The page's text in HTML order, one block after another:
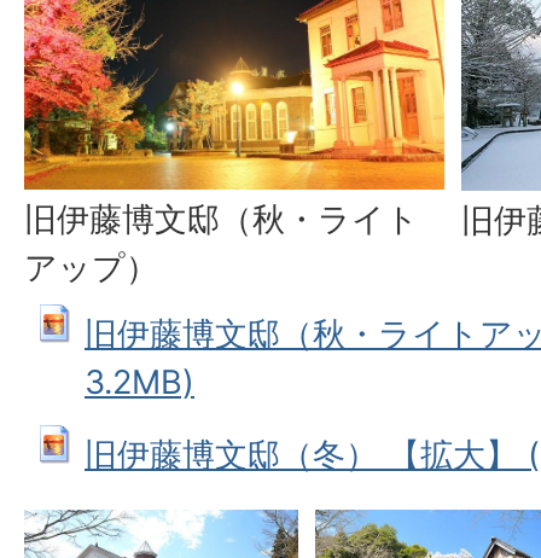
旧伊藤博文邸（秋・ライト
アップ）
旧
旧伊藤博文邸（秋・ライトア
3.2MB)
旧伊藤博文邸（冬） 【拡大】